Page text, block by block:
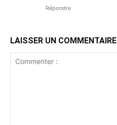
Répondre
LAISSER UN COMMENTAIRE